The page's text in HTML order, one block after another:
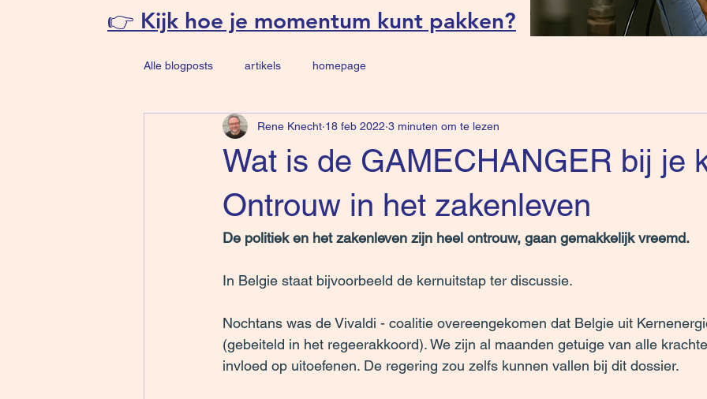
👉 Kijk hoe je momentum kunt pakken?
Alle blogposts artikels homepage
Wat is de GAMECHANGER bij je
Ontrouw in het zakenleven
Rene Knecht 18 feb 2022 3 minuten om te lezen
De politiek en het zakenleven zijn heel ontrouw, gaan gemakkelijk vreemd.
In Belgie staat bijvoorbeeld de kernuitstap ter discussie.
Nochtans was de Vivaldi - coalitie overeengekomen dat Belgie uit
(gebeiteld in het regeerakkoord). We zijn al maanden getuige van alle
invloed op uitoefenen. De regering zou zelfs kunnen vallen bij dit dossier.